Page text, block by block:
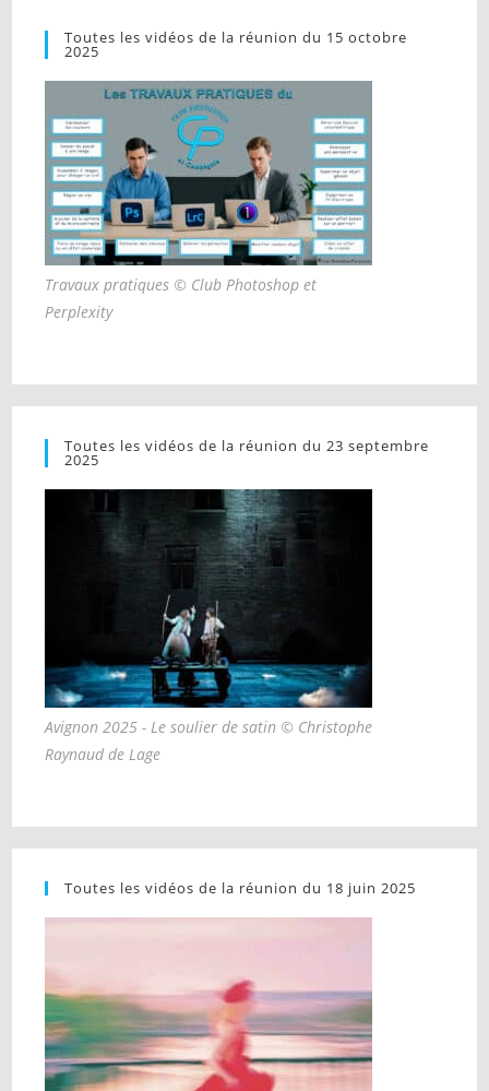
Toutes les vidéos de la réunion du 15 octobre
2025
Travaux pratiques © Club Photoshop et
Perplexity
Toutes les vidéos de la réunion du 23 septembre
2025
Avignon 2025 - Le soulier de satin © Christophe
Raynaud de Lage
Toutes les vidéos de la réunion du 18 juin 2025